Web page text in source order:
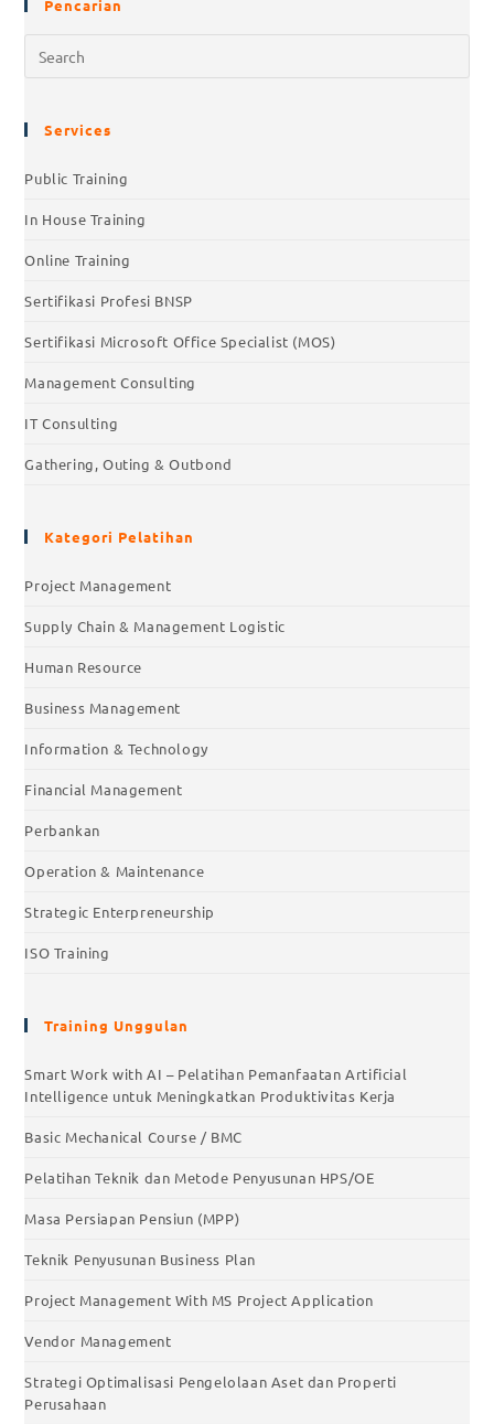
Pencarian
Services
Public Training
In House Training
Online Training
Sertifikasi Profesi BNSP
Sertifikasi Microsoft Office Specialist (MOS)
Management Consulting
IT Consulting
Gathering, Outing & Outbond
Kategori Pelatihan
Project Management
Supply Chain & Management Logistic
Human Resource
Business Management
Information & Technology
Financial Management
Perbankan
Operation & Maintenance
Strategic Enterpreneurship
ISO Training
Training Unggulan
Smart Work with AI – Pelatihan Pemanfaatan Artificial
Intelligence untuk Meningkatkan Produktivitas Kerja
Basic Mechanical Course / BMC
Pelatihan Teknik dan Metode Penyusunan HPS/OE
Masa Persiapan Pensiun (MPP)
Teknik Penyusunan Business Plan
Project Management With MS Project Application
Vendor Management
Strategi Optimalisasi Pengelolaan Aset dan Properti
Perusahaan